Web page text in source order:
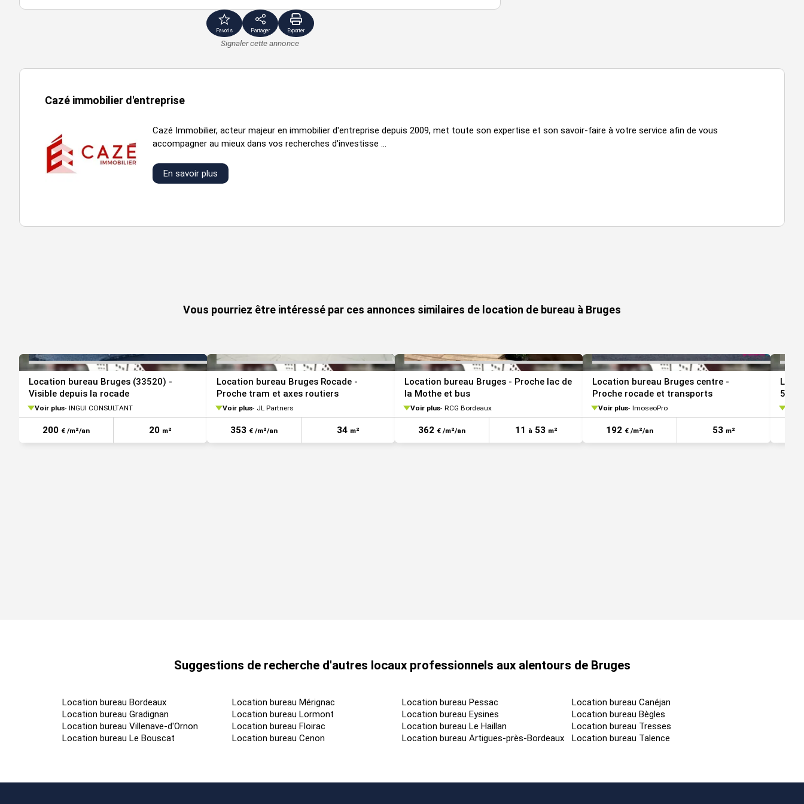
Ascenseur
Nbre Parkings extérieurs : non déini
Open Space
Terrasse
Loyer annuel : 47128 € HTHC
Favoris Partager Exporter
Signaler cette annonce
Cazé immobilier d'entreprise
Cazé Immobilier, acteur majeur en immobilier d'entreprise depuis 2009, met toute son expertise et son savoir-faire à votre service afin de vous
accompagner au mieux dans vos recherches d'investisse ...
En savoir plus
Vous pourriez être intéressé par ces annonces similaires de location de bureau à Bruges
Location bureau Bruges (33520) -
Visible depuis la rocade
Voir plus INGUI CONSULTANT
200 € /m²/an 20 m²
Location bureau Bruges Rocade -
Proche tram et axes routiers
Voir plus JL Partners
353 € /m²/an 34 m²
Location bureau Bruges - Proche lac de
la Mothe et bus
Voir plus RCG Bordeaux
362 € /m²/an 11 à 53 m²
Location bureau Bruges centre -
Proche rocade et transports
Voir plus ImoseoPro
192 € /m²/an 53 m²
5
Suggestions de recherche d'autres locaux professionnels aux alentours de Bruges
Location bureau Bordeaux
Location bureau Gradignan
Location bureau Villenave-d'Ornon
Location bureau Le Bouscat
Location bureau Mérignac
Location bureau Lormont
Location bureau Floirac
Location bureau Cenon
Location bureau Pessac
Location bureau Eysines
Location bureau Le Haillan
Location bureau Artigues-près-Bordeaux
Location bureau Canéjan
Location bureau Bègles
Location bureau Tresses
Location bureau Talence